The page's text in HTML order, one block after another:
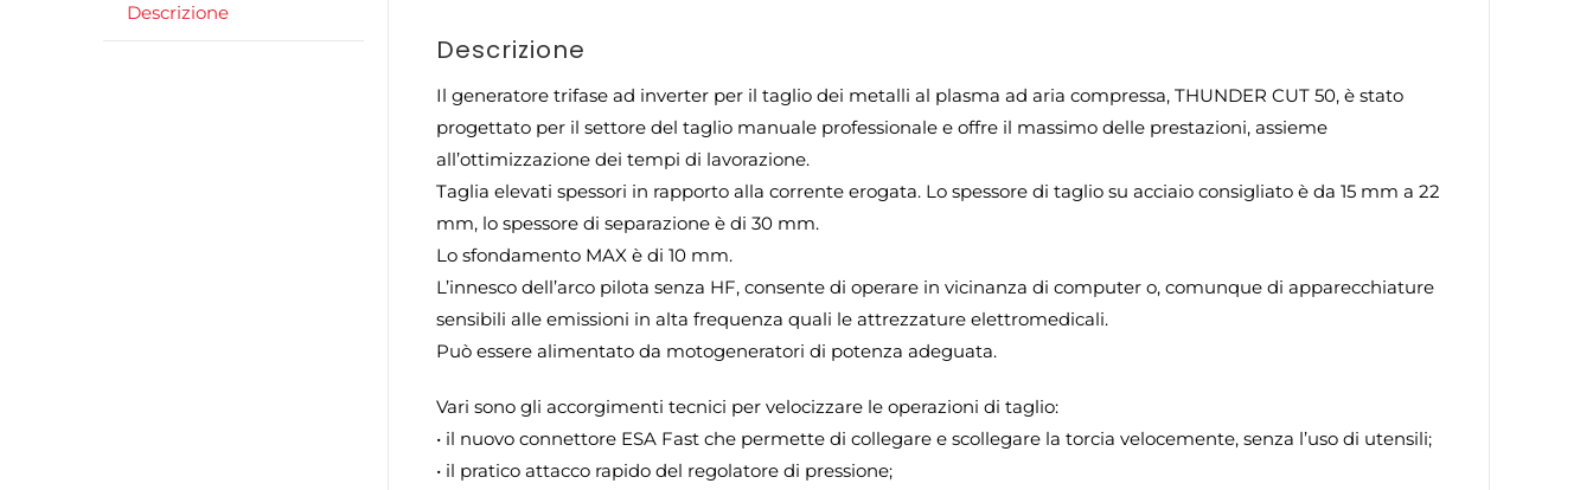
Descrizione
Descrizione
Il generatore trifase ad inverter per il taglio dei metalli al plasma ad aria compressa, THUNDER CUT 50, è stato
progettato per il settore del taglio manuale professionale e offre il massimo delle prestazioni, assieme
all’ottimizzazione dei tempi di lavorazione.
Taglia elevati spessori in rapporto alla corrente erogata. Lo spessore di taglio su acciaio consigliato è da 15 mm a 22
mm, lo spessore di separazione è di 30 mm.
Lo sfondamento MAX è di 10 mm.
L’innesco dell’arco pilota senza HF, consente di operare in vicinanza di computer o, comunque di apparecchiature
sensibili alle emissioni in alta frequenza quali le attrezzature elettromedicali.
Può essere alimentato da motogeneratori di potenza adeguata.
Vari sono gli accorgimenti tecnici per velocizzare le operazioni di taglio:
• il nuovo connettore ESA Fast che permette di collegare e scollegare la torcia velocemente, senza l’uso di utensili;
• il pratico attacco rapido del regolatore di pressione;